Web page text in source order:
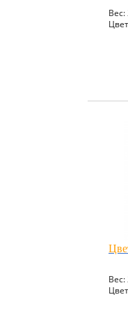
Вес:
Вес: